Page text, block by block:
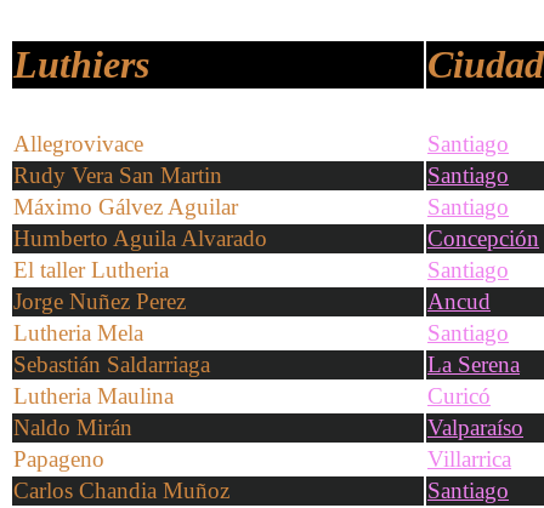
Luthiers
Allegrovivace
Santiago
Rudy Vera San Martin
Santiago
Máximo Gálvez Aguilar
Santiago
Humberto Aguila Alvarado
Concepción
El taller Lutheria
Santiago
Jorge Nuñez Perez
Ancud
Lutheria Mela
Santiago
Sebastián Saldarriaga
La Serena
Lutheria Maulina
Curicó
Naldo Mirán
Valparaíso
Papageno
Villarrica
Carlos Chandia Muñoz
Santiago